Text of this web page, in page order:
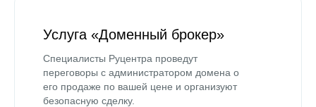
Услуга «Доменный брокер»
Специалисты Руцентра проведут
переговоры с администратором домена о
его продаже по вашей цене и организуют
безопасную сделку.